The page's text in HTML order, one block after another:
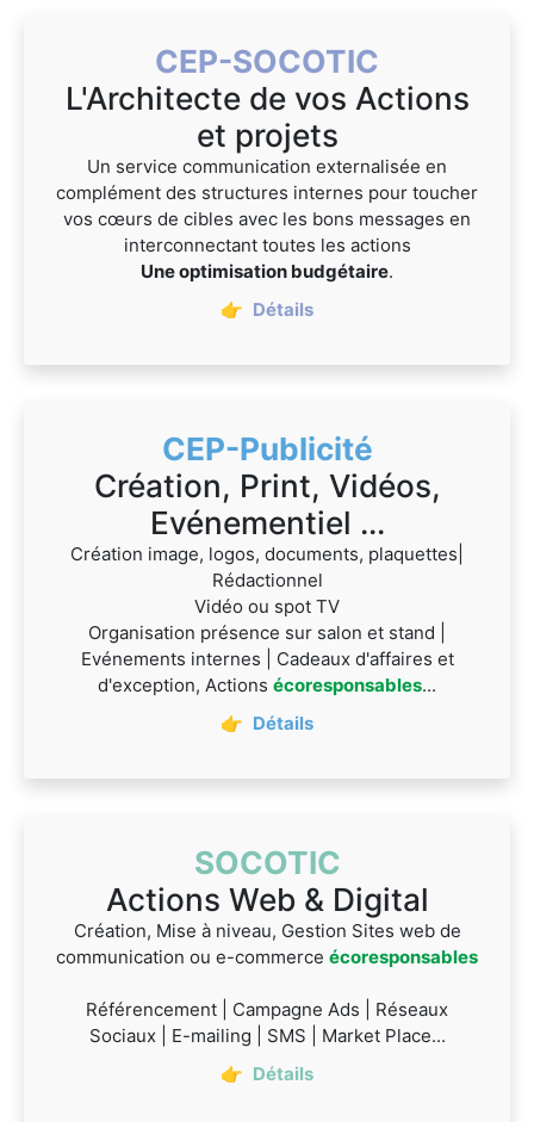
CEP-SOCOTIC
L'Architecte de vos Actions
et projets
Un service communication externalisée en
complément des structures internes pour toucher
vos cœurs de cibles avec les bons messages en
interconnectant toutes les actions
Une optimisation budgétaire.
👉 Détails
CEP-Publicité
Création, Print, Vidéos,
Evénementiel ...
Création image, logos, documents, plaquettes|
Rédactionnel
Vidéo ou spot TV
Organisation présence sur salon et stand |
Evénements internes | Cadeaux d'affaires et
d'exception, Actions écoresponsables...
👉 Détails
SOCOTIC
Actions Web & Digital
Création, Mise à niveau, Gestion Sites web de
communication ou e-commerce écoresponsables
Référencement | Campagne Ads | Réseaux
Sociaux | E-mailing | SMS | Market Place...
👉 Détails